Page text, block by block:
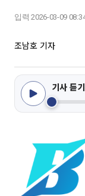
입력 2026-03-09
조남호 기자
기사 듣기